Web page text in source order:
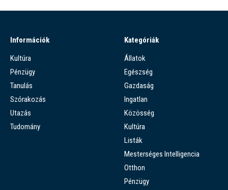
Információk
Kultúra
Pénzügy
Tanulás
Szórakozás
Utazás
Tudomány
Kategóriák
Állatok
Egészség
Gazdaság
Ingatlan
Közösség
Kultúra
Listák
Mesterséges Intelligencia
Otthon
Pénzügy